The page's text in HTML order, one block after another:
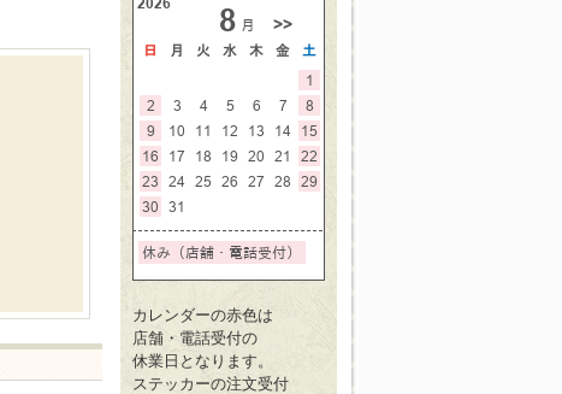
カレンダーの赤色は
店舗・電話受付の
休業日となります。
ステッカーの注文受付